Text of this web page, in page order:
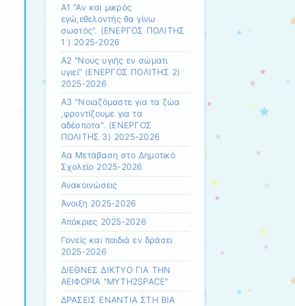
Α1 "Αν και μικρός
εγώ,εθελοντής θα γίνω
σωστός". (ΕΝΕΡΓΟΣ ΠΟΛΙΤΗΣ
1 ) 2025-2026
Α2 "Νους υγιής εν σώματι
υγιεί" (ΕΝΕΡΓΟΣ ΠΟΛΙΤΗΣ 2)
2025-2026
Α3 "Νοιαζόμαστε για τα ζώα
,φροντίζουμε για τα
αδέσποτα". (ΕΝΕΡΓΟΣ
ΠΟΛΙΤΗΣ 3) 2025-2026
Αα Μετάβαση στο Δημοτικό
Σχολείο 2025-2026
Ανακοινώσεις
Άνοιξη 2025-2026
Απόκριες 2025-2026
Γονείς και παιδιά εν δράσει
2025-2026
ΔΙΕΘΝΕΣ ΔΙΚΤΥΟ ΓΙΑ ΤΗΝ
ΑΕΙΦΟΡΙΑ "MYTH2SPACE"
ΔΡΑΣΕΙΣ ΕΝΑΝΤΙΑ ΣΤΗ ΒΙΑ